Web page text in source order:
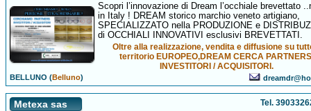
Scopri l’innovazione di Dream l’occhiale brevettato
in Italy ! DREAM storico marchio veneto artigiano,
SPECIALIZZATO nella PRODUZIONE e
di OCCHIALI INNOVATIVI esclusivi BREVETTATI.
Oltre alla realizzazione, vendita e diffusione su
territorio EUROPEO,DREAM CERCA
INVESTITORI / ACQUISITORI.
BELLUNO (Belluno)
Metexa sas Tel.